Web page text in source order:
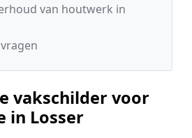
van houtwerk in
vakschilder voor
in Losser